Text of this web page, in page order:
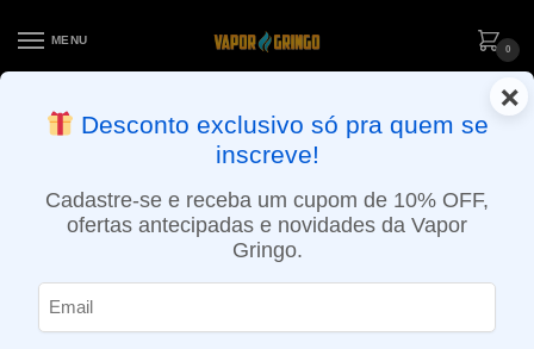
MENU
0
ENTREGA NO MESMO DIA EM SÃO PAULO (SEG A SEX): PEDIDOS
APROVADOS ATÉ 15:30 VIA MOTOBOY
×
Desconto exclusivo só pra quem se
inscreve!
Cadastre-se e receba um cupom de 10% OFF,
ofertas antecipadas e novidades da Vapor
Gringo.